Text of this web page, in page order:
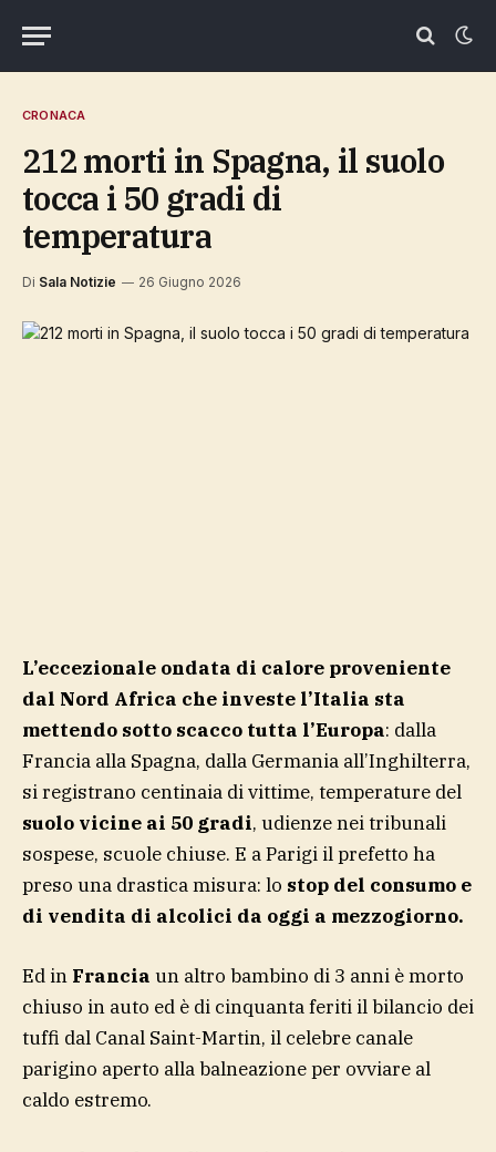
CRONACA
212 morti in Spagna, il suolo
tocca i 50 gradi di
temperatura
Di Sala Notizie 26 Giugno 2026
L’eccezionale ondata di calore proveniente
dal Nord Africa che investe l’Italia sta
mettendo sotto scacco tutta l’Europa: dalla
Francia alla Spagna, dalla Germania all’Inghilterra,
si registrano centinaia di vittime, temperature del
suolo vicine ai 50 gradi, udienze nei tribunali
sospese, scuole chiuse. E a Parigi il prefetto ha
preso una drastica misura: lo stop del consumo e
di vendita di alcolici da oggi a mezzogiorno.
Ed in Francia un altro bambino di 3 anni è morto
chiuso in auto ed è di cinquanta feriti il bilancio dei
tuffi dal Canal Saint-Martin, il celebre canale
parigino aperto alla balneazione per ovviare al
caldo estremo.